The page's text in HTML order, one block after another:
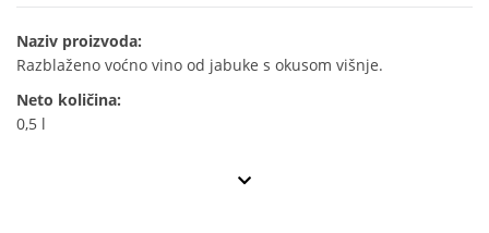
Naziv proizvoda:
Razblaženo voćno vino od jabuke s okusom višnje.
Neto količina:
0,5 l